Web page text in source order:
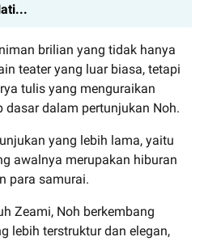
brilian yang tidak hanya
teater yang luar biasa, tetapi
tulis yang menguraikan
dalam pertunjukan Noh.
yang lebih lama, yaitu
awalnya merupakan hiburan
para samurai.
Zeami, Noh berkembang
lebih terstruktur dan elegan,